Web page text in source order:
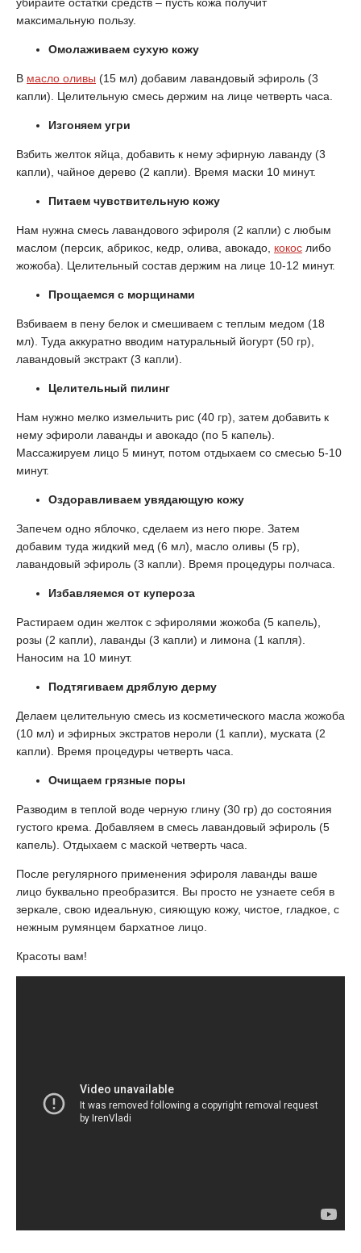
максимальную пользу.
Омолаживаем сухую кожу
В масло оливы (15 мл) добавим лавандовый эфироль (3
капли). Целительную смесь держим на лице четверть часа.
Изгоняем угри
Взбить желток яйца, добавить к нему эфирную лаванду (3
капли), чайное дерево (2 капли). Время маски 10 минут.
Питаем чувствительную кожу
Нам нужна смесь лавандового эфироля (2 капли) с любым
маслом (персик, абрикос, кедр, олива, авокадо, кокос либо
жожоба). Целительный состав держим на лице 10-12 минут.
Прощаемся с морщинами
Взбиваем в пену белок и смешиваем с теплым медом (18
мл). Туда аккуратно вводим натуральный йогурт (50 гр),
лавандовый экстракт (3 капли).
Целительный пилинг
Нам нужно мелко измельчить рис (40 гр), затем добавить к
нему эфироли лаванды и авокадо (по 5 капель).
Массажируем лицо 5 минут, потом отдыхаем со смесью 5-10
минут.
Оздоравливаем увядающую кожу
Запечем одно яблочко, сделаем из него пюре. Затем
добавим туда жидкий мед (6 мл), масло оливы (5 гр),
лавандовый эфироль (3 капли). Время процедуры полчаса.
Избавляемся от купероза
Растираем один желток с эфиролями жожоба (5 капель),
розы (2 капли), лаванды (3 капли) и лимона (1 капля).
Наносим на 10 минут.
Подтягиваем дряблую дерму
Делаем целительную смесь из косметического масла жожоба
(10 мл) и эфирных экстратов нероли (1 капли), муската (2
капли). Время процедуры четверть часа.
Очищаем грязные поры
Разводим в теплой воде черную глину (30 гр) до состояния
густого крема. Добавляем в смесь лавандовый эфироль (5
капель). Отдыхаем с маской четверть часа.
После регулярного применения эфироля лаванды ваше
лицо буквально преобразится. Вы просто не узнаете себя в
зеркале, свою идеальную, сияющую кожу, чистое, гладкое, с
нежным румянцем бархатное лицо.
Красоты вам!